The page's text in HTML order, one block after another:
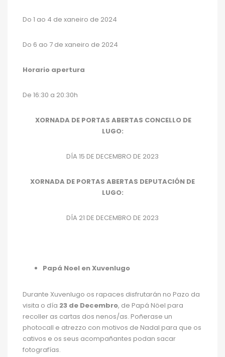
Do 1 ao 4 de xaneiro de 2024
Do 6 ao 7 de xaneiro de 2024
Horario apertura
De 16:30 a 20:30h
XORNADA DE PORTAS ABERTAS CONCELLO DE
LUGO:
DÍA 15 DE DECEMBRO DE 2023
XORNADA DE PORTAS ABERTAS DEPUTACIÓN DE
LUGO:
DÍA 21 DE DECEMBRO DE 2023
Papá Noel en Xuvenlugo
Durante Xuvenlugo os rapaces disfrutarán no Pazo da
visita o día 23 de Decembro, de Papá Nöel para
recoller as cartas dos nenos/as. Poñerase un
photocall e atrezzo con motivos de Nadal para que os
cativos e os seus acompañantes podan sacar
fotografías.